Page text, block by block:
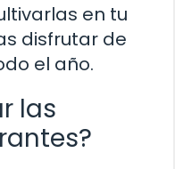
en tu
disfrutar de
el año.
las